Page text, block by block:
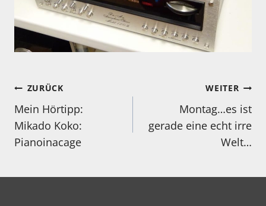
Beitragsnavigation
ZURÜCK
Mein Hörtipp:
Mikado Koko:
Pianoinacage
WEITER
Montag…es ist
gerade eine echt irre
Welt…